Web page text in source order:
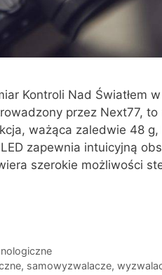
Kontroli Nad Światłem
przez Next77,
ważąca zaledwie 48
zapewnia intuicyjną
szerokie możliwości
, samowyzwalacze,